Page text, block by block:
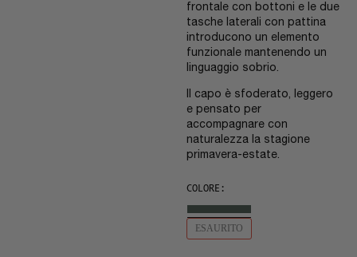
frontale con bottoni e le due
tasche laterali con pattina
introducono un elemento
funzionale mantenendo un
linguaggio sobrio.
Il capo è sfoderato, leggero
e pensato per
accompagnare con
naturalezza la stagione
primavera-estate.
COLORE:
ESAURITO